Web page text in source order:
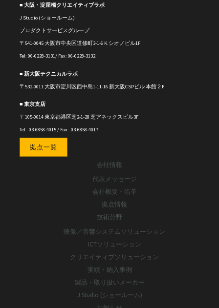
■ 大阪・淀屋橋クリエイティブラボ
J Studio (ショールーム)
プロダクトサービスグループ
〒541-0045 大阪市中央区道修町3-1-6 K.シオノビル1F
Tel: 06-6228-3131/ Fax: 06-6228-3132
■ 新大阪テクニカルラボ
〒 532-0011 大阪市淀川区西中島1-11-16 新大阪CSPビル 本館２F
■ 東京支店
〒105-0014 東京都港区芝2-1-28 芝アネックスビル3F
Tel : 03-6858-4015 / Fax : 03-6858-4017
拠点一覧
会社情報
代表メッセージ
会社概要・沿革
拠点情報
技術分野
映像／音響システムソリューション
ICTソリューション
クリエイティブソリューション
実績・納入事例
製品・取り扱いメーカー
J Studio (ショールーム)